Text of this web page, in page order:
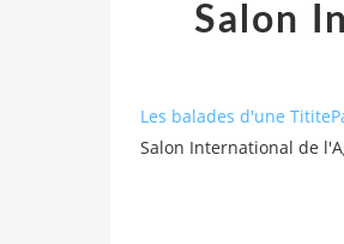
Salon
Les balades d'une
Salon International de